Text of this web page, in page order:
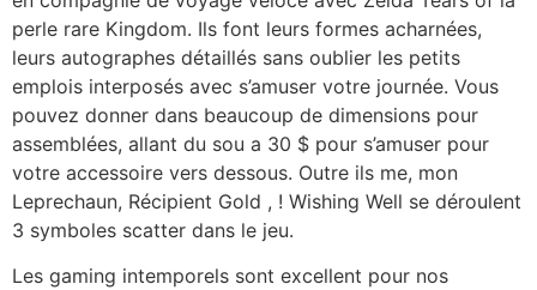
perle rare Kingdom. Ils font leurs formes acharnées,
leurs autographes détaillés sans oublier les petits
emplois interposés avec s’amuser votre journée. Vous
pouvez donner dans beaucoup de dimensions pour
assemblées, allant du sou a 30 $ pour s’amuser pour
votre accessoire vers dessous. Outre ils me, mon
Leprechaun, Récipient Gold , ! Wishing Well se déroulent
3 symboles scatter dans le jeu.
Les gaming intemporels sont excellent pour nos